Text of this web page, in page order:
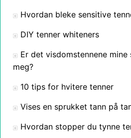
Hvordan bleke sensitive
DIY tenner whiteners
Er det visdomstennene
meg?
10 tips for hvitere tenner
Vises en sprukket tann på
Hvordan stopper du tynne